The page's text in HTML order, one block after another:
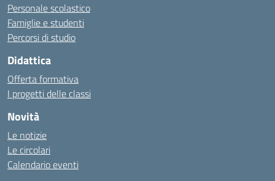
Personale scolastico
Famiglie e studenti
Percorsi di studio
Didattica
Offerta formativa
I progetti delle classi
Novità
Le notizie
Le circolari
Calendario eventi